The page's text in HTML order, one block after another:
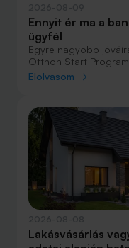
Ennyit ér ma a
ügyfél
Egyre nagyobb
Otthon Start
ahol összesen akár
nagyobb jóváírásért?
Elolvasom
Lakásvásárlás